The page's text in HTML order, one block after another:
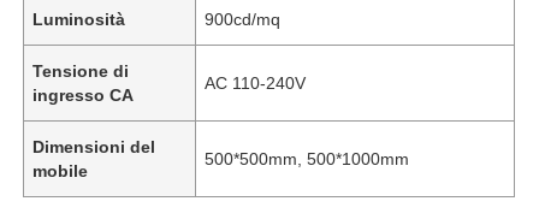
Luminosità 900cd/mq
Tensione di
ingresso CA
AC 110-240V
Dimensioni del
mobile
500*500mm, 500*1000mm